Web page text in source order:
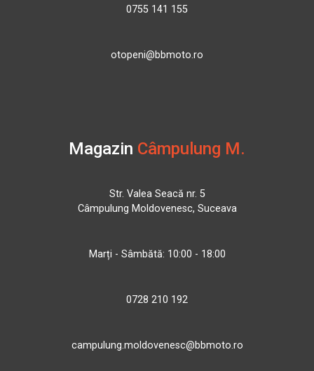
0755 141 155
otopeni@bbmoto.ro
Magazin Câmpulung M.
Str. Valea Seacă nr. 5
Câmpulung Moldovenesc, Suceava
Marți - Sâmbătă: 10:00 - 18:00
0728 210 192
campulung.moldovenesc@bbmoto.ro